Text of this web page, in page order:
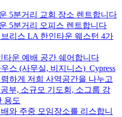
5분거리 교회 장소 렌트합니다
5분거리 오피스 렌트합니다
브리스 LA 한인타운 웨스턴 4가
타운 예배 공간 쉐어합니다
스 (사무실, 비지니스)_Cypress
하게 저희 사역공간을 나누고
부, 소규모 기도회, 소그룹 강
용도
와 주중 모임장소를 리스합니